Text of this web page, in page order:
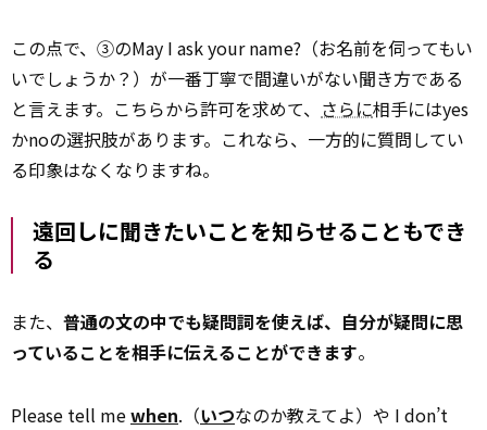
この点で、③のMay I ask your name?（お名前を伺ってもい
いでしょうか？）が一番丁寧で間違いがない聞き方である
と言えます。こちらから許可を求めて、 さらに相手にはyes
かnoの選択肢があります。これなら、一方的に質問してい
る印象はなくなりますね。
遠回しに聞きたいことを知らせることもでき
る
また、 普通の文の中でも疑問詞を使えば、自分が疑問に思
っていることを相手に伝えることができます。
Please tell mewhen.（いつなのか教えてよ）や I don’t